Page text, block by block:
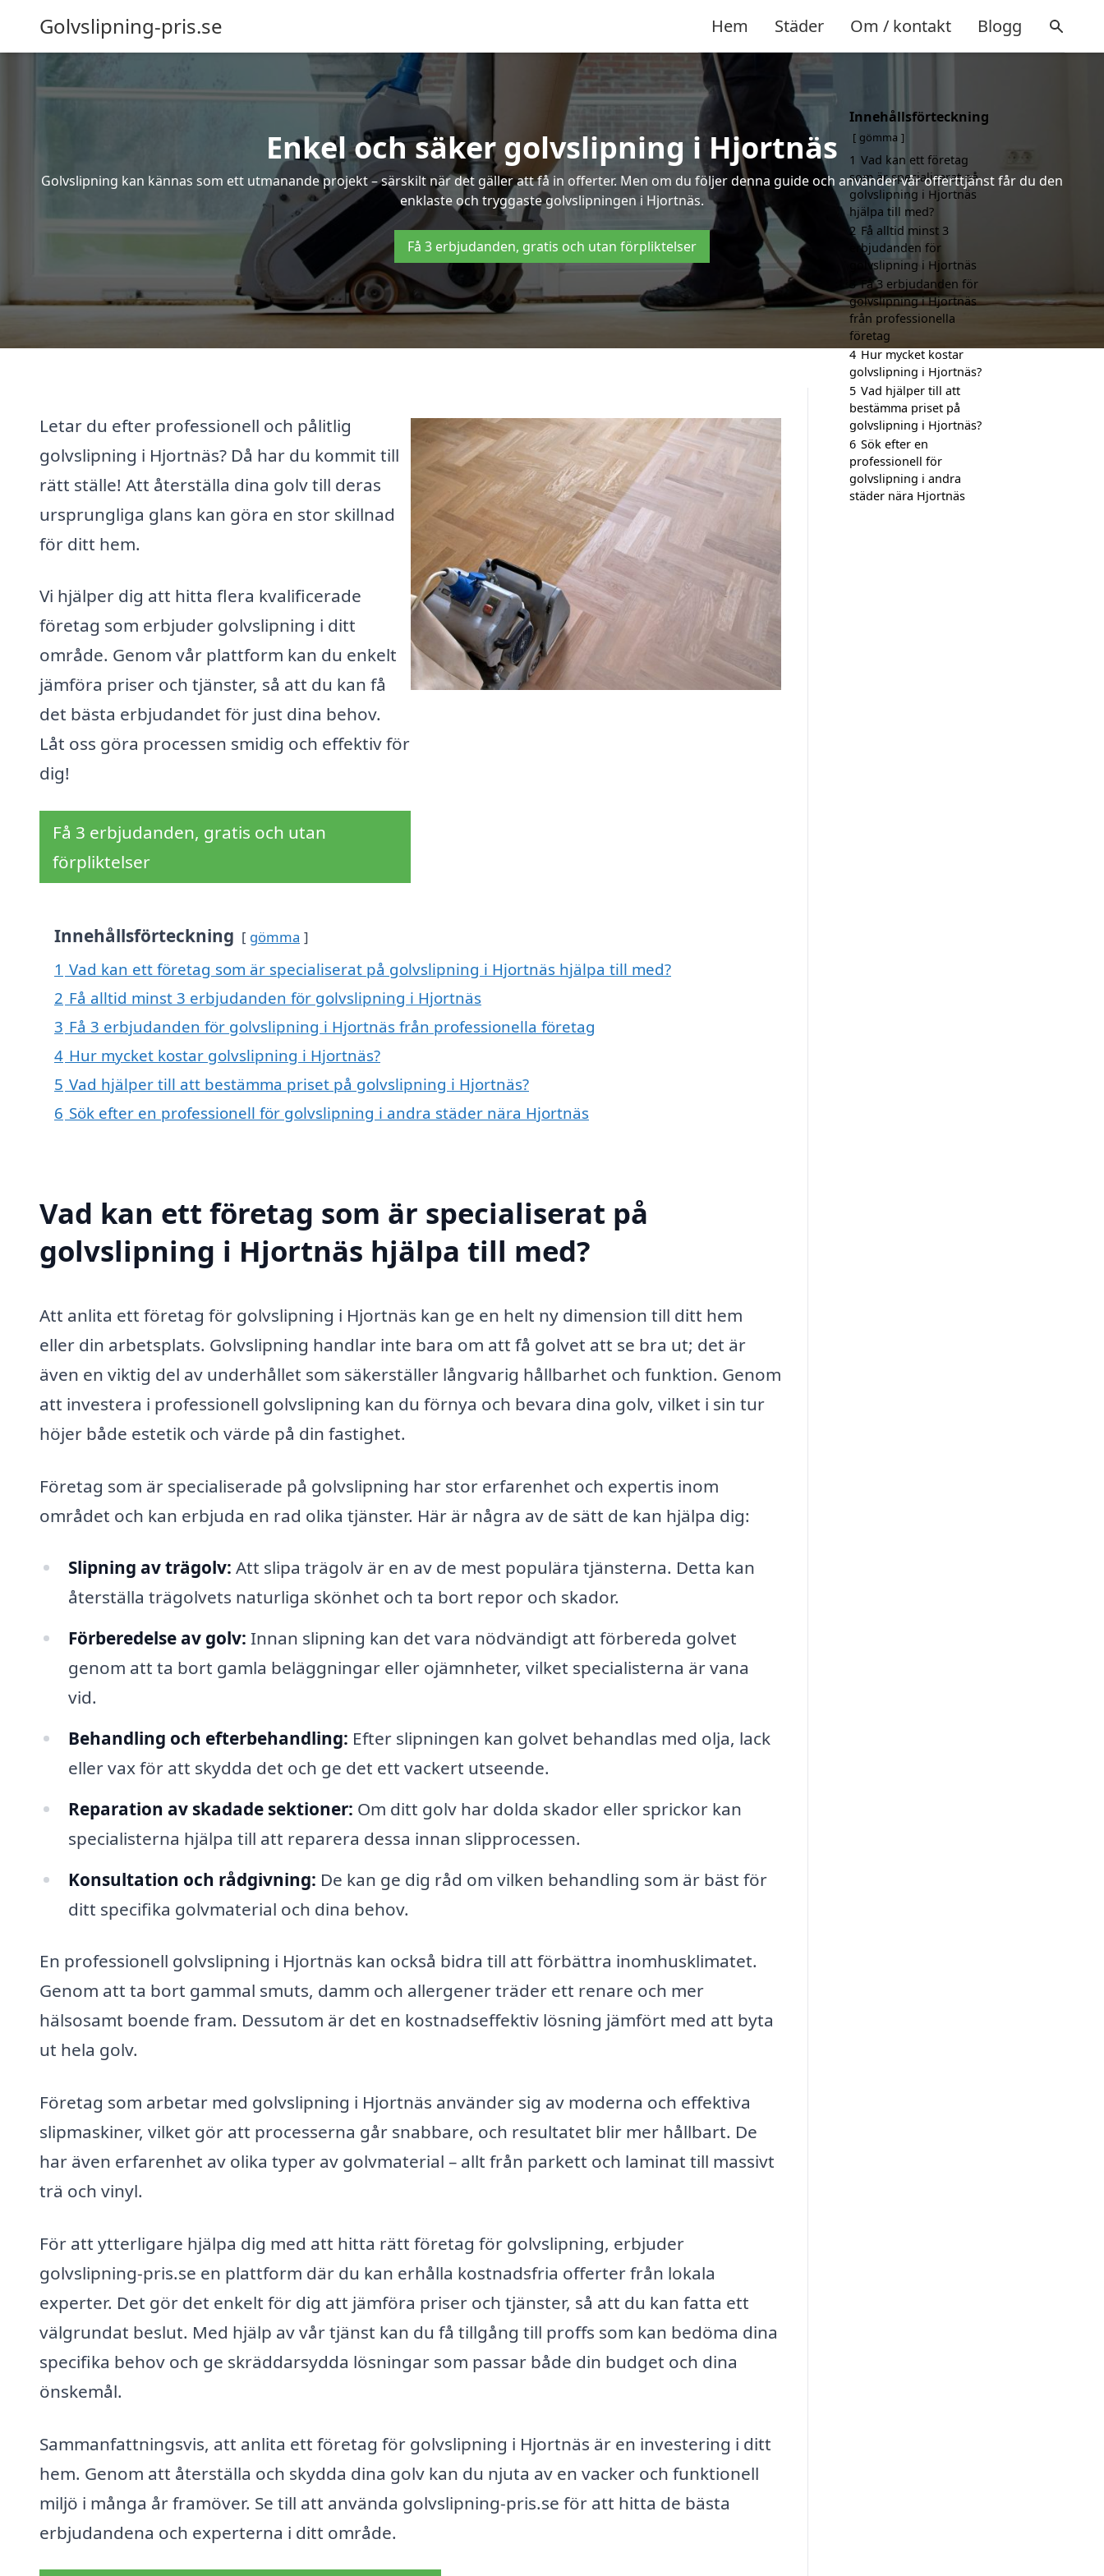
Golvslipning-pris.se Hem Städer Om / kontakt Blogg
Enkel och säker golvslipning i Hjortnäs
Golvslipning kan kännas som ett utmanande projekt – särskilt när det gäller att få in offerter. Men om du följer denna guide och använder vår offerttjänst får du den
enklaste och tryggaste golvslipningen i Hjortnäs.
Få 3 erbjudanden, gratis och utan förpliktelser
Letar du efter professionell och pålitlig
golvslipning i Hjortnäs? Då har du kommit till
rätt ställe! Att återställa dina golv till deras
ursprungliga glans kan göra en stor skillnad
för ditt hem.
Vi hjälper dig att hitta flera kvalificerade
företag som erbjuder golvslipning i ditt
område. Genom vår plattform kan du enkelt
jämföra priser och tjänster, så att du kan få
det bästa erbjudandet för just dina behov.
Låt oss göra processen smidig och effektiv för
dig!
Få 3 erbjudanden, gratis och utan
förpliktelser
Innehållsförteckning gömma
1 Vad kan ett företag som är specialiserat på golvslipning i Hjortnäs hjälpa till med?
2 Få alltid minst 3 erbjudanden för golvslipning i Hjortnäs
3 Få 3 erbjudanden för golvslipning i Hjortnäs från professionella företag
4 Hur mycket kostar golvslipning i Hjortnäs?
5 Vad hjälper till att bestämma priset på golvslipning i Hjortnäs?
6 Sök efter en professionell för golvslipning i andra städer nära Hjortnäs
Vad kan ett företag som är specialiserat på
golvslipning i Hjortnäs hjälpa till med?
Att anlita ett företag för golvslipning i Hjortnäs kan ge en helt ny dimension till ditt hem
eller din arbetsplats. Golvslipning handlar inte bara om att få golvet att se bra ut; det är
även en viktig del av underhållet som säkerställer långvarig hållbarhet och funktion. Genom
att investera i professionell golvslipning kan du förnya och bevara dina golv, vilket i sin tur
höjer både estetik och värde på din fastighet.
Företag som är specialiserade på golvslipning har stor erfarenhet och expertis inom
området och kan erbjuda en rad olika tjänster. Här är några av de sätt de kan hjälpa dig:
Slipning av trägolv: Att slipa trägolv är en av de mest populära tjänsterna. Detta kan
återställa trägolvets naturliga skönhet och ta bort repor och skador.
Förberedelse av golv: Innan slipning kan det vara nödvändigt att förbereda golvet
genom att ta bort gamla beläggningar eller ojämnheter, vilket specialisterna är vana
vid.
Behandling och efterbehandling: Efter slipningen kan golvet behandlas med olja, lack
eller vax för att skydda det och ge det ett vackert utseende.
Reparation av skadade sektioner: Om ditt golv har dolda skador eller sprickor kan
specialisterna hjälpa till att reparera dessa innan slipprocessen.
Konsultation och rådgivning: De kan ge dig råd om vilken behandling som är bäst för
ditt specifika golvmaterial och dina behov.
En professionell golvslipning i Hjortnäs kan också bidra till att förbättra inomhusklimatet.
Genom att ta bort gammal smuts, damm och allergener träder ett renare och mer
hälsosamt boende fram. Dessutom är det en kostnadseffektiv lösning jämfört med att byta
ut hela golv.
Företag som arbetar med golvslipning i Hjortnäs använder sig av moderna och effektiva
slipmaskiner, vilket gör att processerna går snabbare, och resultatet blir mer hållbart. De
har även erfarenhet av olika typer av golvmaterial – allt från parkett och laminat till massivt
trä och vinyl.
För att ytterligare hjälpa dig med att hitta rätt företag för golvslipning, erbjuder
golvslipning-pris.se en plattform där du kan erhålla kostnadsfria offerter från lokala
experter. Det gör det enkelt för dig att jämföra priser och tjänster, så att du kan fatta ett
välgrundat beslut. Med hjälp av vår tjänst kan du få tillgång till proffs som kan bedöma dina
specifika behov och ge skräddarsydda lösningar som passar både din budget och dina
önskemål.
Sammanfattningsvis, att anlita ett företag för golvslipning i Hjortnäs är en investering i ditt
hem. Genom att återställa och skydda dina golv kan du njuta av en vacker och funktionell
miljö i många år framöver. Se till att använda golvslipning-pris.se för att hitta de bästa
erbjudandena och experterna i ditt område.
Innehållsförteckning
gömma
1 Vad kan ett företag
som är specialiserat på
golvslipning i Hjortnäs
hjälpa till med?
2 Få alltid minst 3
erbjudanden för
golvslipning i Hjortnäs
3 Få 3 erbjudanden för
golvslipning i Hjortnäs
från professionella
företag
4 Hur mycket kostar
golvslipning i Hjortnäs?
5 Vad hjälper till att
bestämma priset på
golvslipning i Hjortnäs?
6 Sök efter en
professionell för
golvslipning i andra
städer nära Hjortnäs